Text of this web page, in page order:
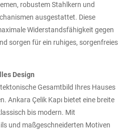
robustem Stahlkern und
ausgestattet. Diese
Widerstandsfähigkeit gegen
sorgen für ein ruhiges, sorgenfreies
Design
Gesamtbild Ihres Hauses
Ankara Çelik Kapı bietet eine breite
bis modern. Mit
und maßgeschneiderten Motiven